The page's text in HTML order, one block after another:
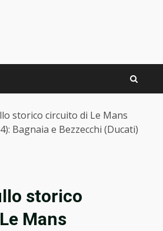
storico circuito di Le Mans
Bagnaia e Bezzecchi (Ducati)
storico
Mans